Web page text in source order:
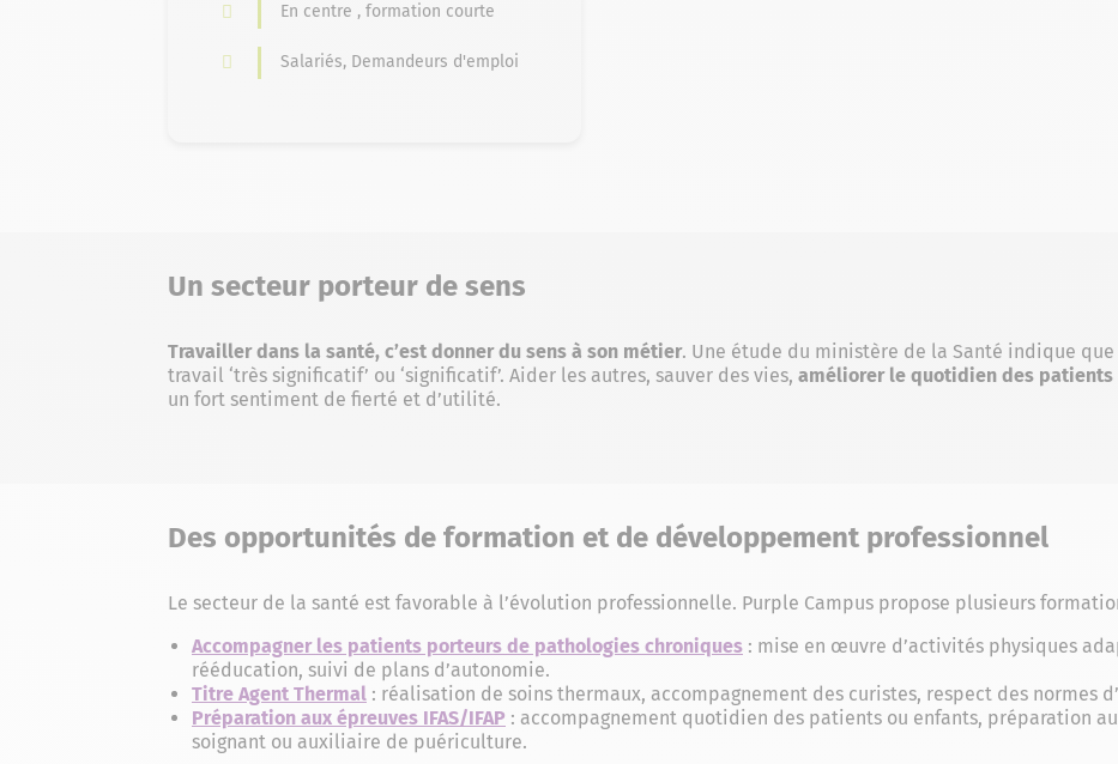
En centre , formation courte
Salariés, Demandeurs d'emploi
Un secteur porteur de sens
Travailler dans la santé, c’est donner du sens à son métier. Une étude du ministère de la Santé indique
travail ‘très significatif’ ou ‘significatif’. Aider les autres, sauver des vies, améliorer le quotidien des patients
un fort sentiment de fierté et d’utilité.
Des opportunités de formation et de développement professionnel
Le secteur de la santé est favorable à l’évolution professionnelle. Purple Campus propose plusieurs
Accompagner les patients porteurs de pathologies chroniques : mise en œuvre d’activités physiques
rééducation, suivi de plans d’autonomie.
Titre Agent Thermal : réalisation de soins thermaux, accompagnement des curistes, respect des normes
Préparation aux épreuves IFAS/IFAP : accompagnement quotidien des patients ou enfants, préparation
soignant ou auxiliaire de puériculture.